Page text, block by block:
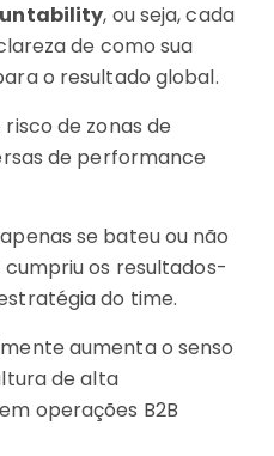
, ou seja, cada
de como sua
o resultado global.
de zonas de
de performance
se bateu ou não
os resultados-
do time.
aumenta o senso
de alta
operações B2B